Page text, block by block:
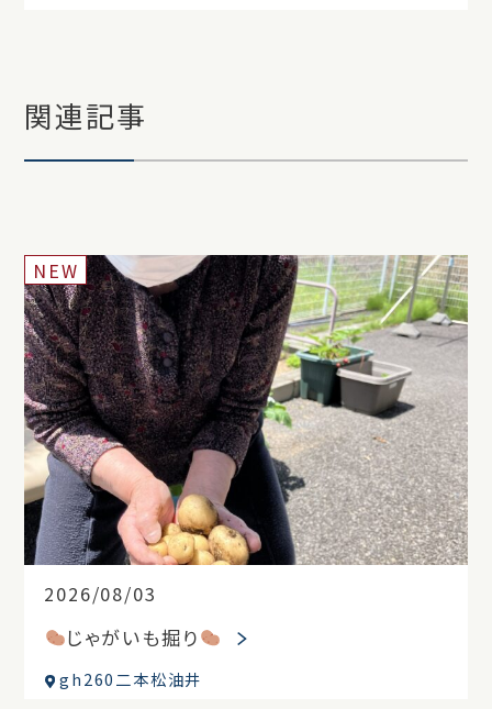
関連記事
2026/08/03
NEW
じゃがいも掘り
gh260二本松油井